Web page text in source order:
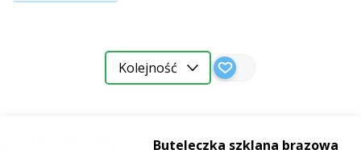
Dzięki przemyślanemu projektowi i precyzyjnemu
wykonaniu, pipety i zakraplacze BEWIT umożliwiają
domowego i profesjonalnego – na przykład w
Kolejność
Buteleczka szklana brązowa